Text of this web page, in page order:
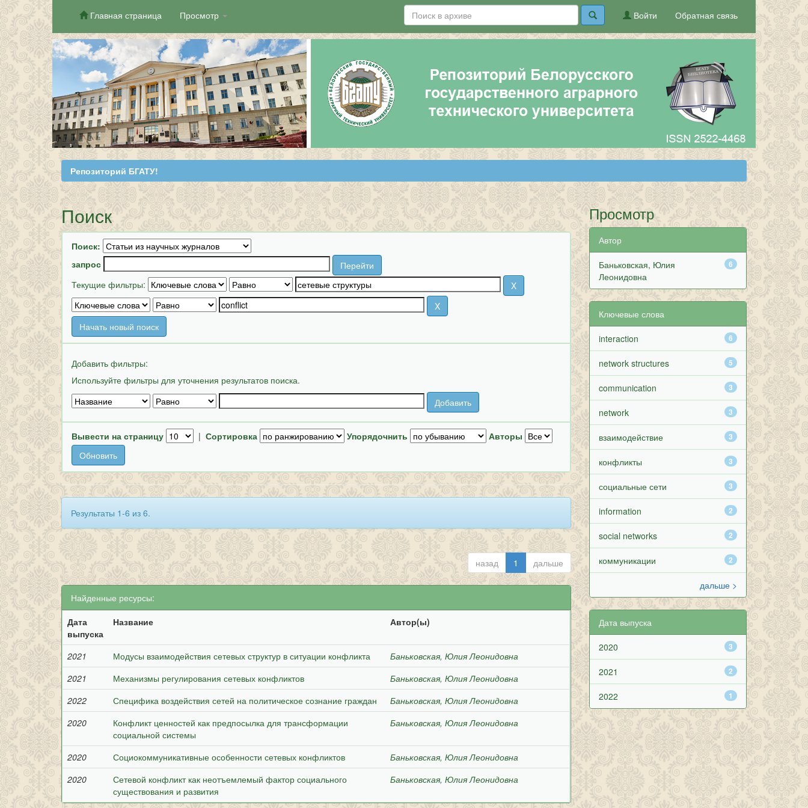
Skip
navigation
Главная страница Просмотр Обратная связь
Войти
Репозиторий БГАТУ!
Поиск
Поиск:
запрос
Текущие фильтры:
Начать новый поиск
Добавить фильтры:
Используйте фильтры для уточнения результатов поиска.
Вывести на страницу | Сортировка Упорядочнить Авторы
Результаты 1-6 из 6.
назад 1 дальше
Найденные ресурсы:
Дата
выпуска
Название Автор(ы)
2021 Модусы взаимодействия сетевых структур в ситуации конфликта
Баньковская, Юлия Леонидовна
2021
Механизмы регулирования сетевых конфликтов
Баньковская, Юлия Леонидовна
2022
Специфика воздействия сетей на политическое сознание граждан
Баньковская, Юлия Леонидовна
2020
Конфликт ценностей как предпосылка для трансформации
социальной системы
Баньковская, Юлия Леонидовна
2020 Социокоммуникативные особенности сетевых конфликтов
Баньковская, Юлия Леонидовна
2020
Сетевой конфликт как неотъемлемый фактор социального
существования и развития
Баньковская, Юлия Леонидовна
Просмотр
Автор
6
Баньковская, Юлия
Леонидовна
Ключевые слова
6
interaction
5
network structures
3
communication
3
network
3
взаимодействие
3
конфликты
3
социальные сети
2
information
2
social networks
2
коммуникации
дальше >
Дата выпуска
3
2020
2
2021
1
2022